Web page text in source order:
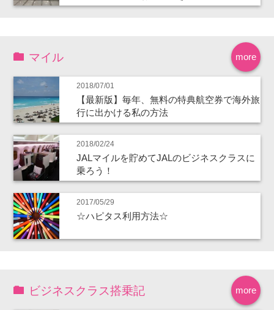
more
マイル
2018/07/01
【最新版】毎年、無料の特典航空券で海外旅
行に出かける私の方法
2018/02/24
JALマイルを貯めてJALのビジネスクラスに
乗ろう！
2017/05/29
☆ハピタス利用方法☆
more
ビジネスクラス搭乗記